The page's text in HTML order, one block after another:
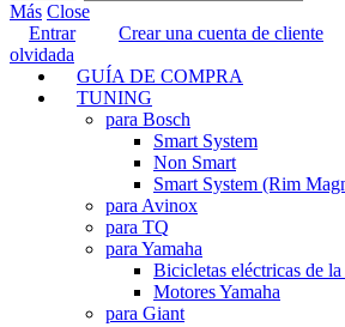
Más Close
Entrar
Crear una cuenta de cliente
olvidada
GUÍA DE COMPRA
TUNING
para Bosch
Smart System
Non Smart
Smart System (Rim
para Avinox
para TQ
para Yamaha
Bicicletas eléctricas de la
Motores Yamaha
para Giant